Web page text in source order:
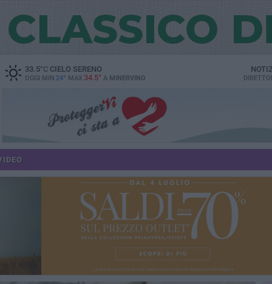
33.5°CCIELO SERENO
OGGI MIN 24° MAX 34.5° A MINERVINO